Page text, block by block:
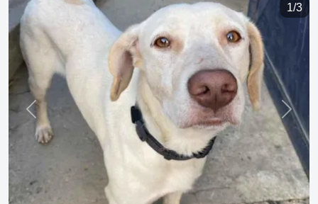
1/3
Previous Next